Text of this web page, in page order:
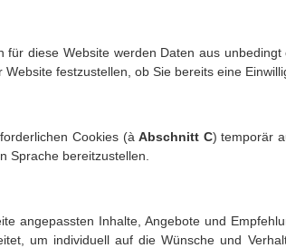
diese Website werden Daten aus
festzustellen, ob Sie bereits eine
Cookies (à Abschnitt C) temporär
Sprache bereitzustellen.
angepassten Inhalte, Angebote und
um individuell auf die Wünsche und